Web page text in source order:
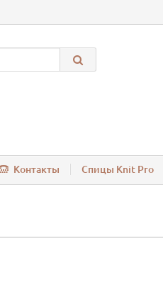
Контакты Спицы Knit Pro